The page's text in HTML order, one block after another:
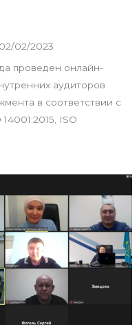
02/2023
проведен онлайн-
аудиторов
в соответствии с
ISO